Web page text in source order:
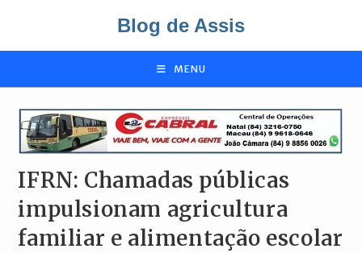
o
Blog de Assis
MENU
IFRN: Chamadas públicas
impulsionam agricultura
familiar e alimentação escolar